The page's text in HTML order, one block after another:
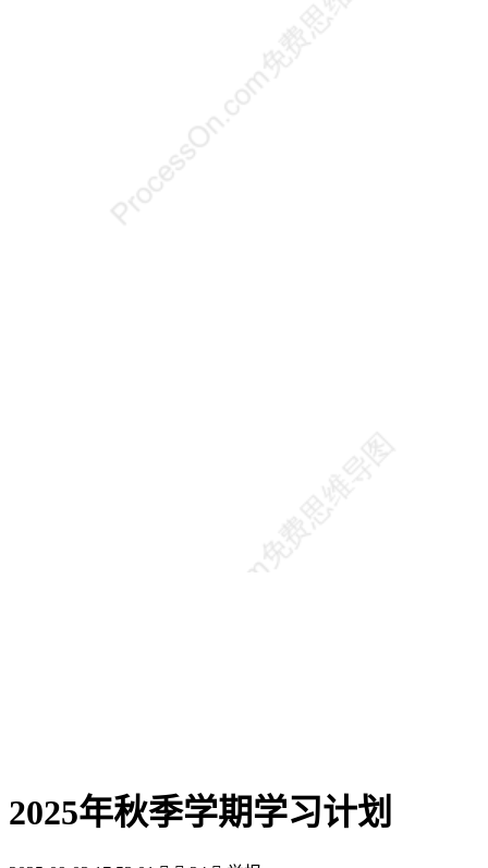
2025年秋季学期学习计划